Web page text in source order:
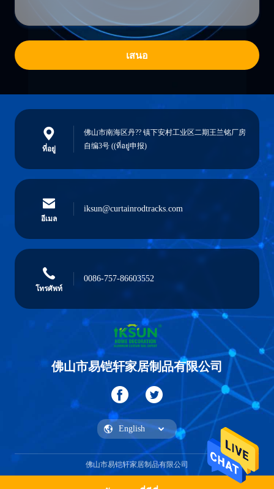
เสนอ
ที่อยู่
佛山市南海区丹?? 镇下安村工业区二期王兰铭厂房
自编3号 ((ที่อยู่申报)
อีเมล
iksun@curtainrodtracks.com
โทรศัพท์
0086-757-86603552
佛山市易铠轩家居制品有限公司
佛山市易铠轩家居制品有限公司